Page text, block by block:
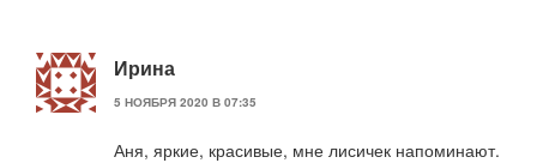
Ирина
5 НОЯБРЯ 2020 В 07:35
Аня, яркие, красивые, мне лисичек напоминают.